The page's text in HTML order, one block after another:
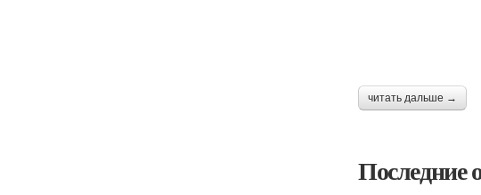
читать дальше →
Последние